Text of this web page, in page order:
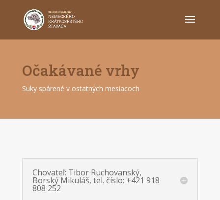
Očakávané vrhy
Suky spárené v ostatných mesiacoch
Chovateľ: Tibor Ruchovanský,
Borský Mikuláš, tel. číslo: +421 918
808 252